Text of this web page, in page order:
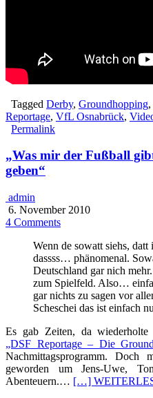
Tagged Derby, Groundhopping,
Reportage, VfL Osnabrück,
Permalink
„Was mir der Fußball
geben“
admin
6. November 2010
4 Comments
Wenn de sowatt siehs,
dassss… phänomenal.
Deutschland gar nich
zum Spielfeld. Also…
gar nichts zu sagen vor
Scheschei das ist einfach
Es gab Zeiten, da wiederholte
„DSF Reportage – Die
Nachmittagsprogramm.
geworden um Jens-Uwe,
Abenteuern.… […]